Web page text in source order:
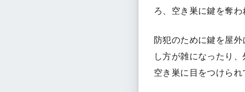
ろ、空き巣に鍵を奪わ
防犯のために鍵を屋
し方が雑になったり
空き巣に目をつけられ